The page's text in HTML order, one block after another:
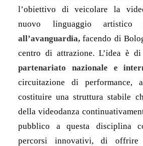
l’obiettivo di veicolare la
nuovo linguaggio artistico
all’avanguardia, facendo di
centro di attrazione. L’idea è
partenariato nazionale e
circuitazione di
costituire una struttura stabile
della videodanza
pubblico a questa disciplina
percorsi innovativi, di